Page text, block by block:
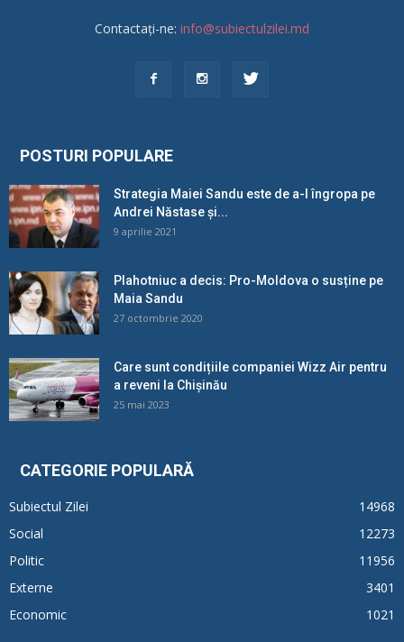
Contactați-ne: info@subiectulzilei.md
POSTURI POPULARE
Strategia Maiei Sandu este de a-l îngropa pe
Andrei Năstase și...
9 aprilie 2021
Plahotniuc a decis: Pro-Moldova o susține pe
Maia Sandu
27 octombrie 2020
Care sunt condițiile companiei Wizz Air pentru
a reveni la Chișinău
25 mai 2023
CATEGORIE POPULARĂ
Subiectul Zilei
14968
Social
12273
Politic
11956
Externe
3401
Economic
1021